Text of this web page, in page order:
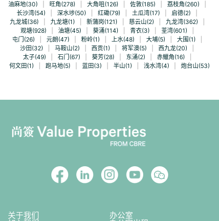
油麻地(30)
旺角(278) 大角咀(126) 佐敦(185) 荔枝角(260)
长沙湾(54)
深水埗(50) 红磡(79) 土瓜湾(17) 启德(2)
九龙城(36)
九龙塘(1) 新蒲岗(121) 慈云山(2) 九龙湾(362)
观塘(928)
油塘(45) 葵涌(114) 青衣(3) 荃湾(601)
屯门(26)
元朗(47) 粉岭(1) 上水(48) 大埔(5) 大围(1)
沙田(32)
马鞍山(2) 西贡(1) 将军澳(5) 西九龙(20)
太子(49)
石门(67) 葵芳(28) 东涌(2) 赤鱲角(16)
何文田(1)
跑马地(5) 蓝田(3) 半山(1) 浅水湾(4) 炮台山(53)
关于我们 办公室